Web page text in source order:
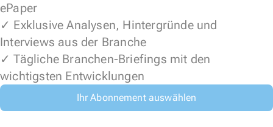
ePaper
✓ Exklusive Analysen, Hintergründe und
Interviews aus der Branche
✓ Tägliche Branchen-Briefings mit den
wichtigsten Entwicklungen
Ihr Abonnement auswählen